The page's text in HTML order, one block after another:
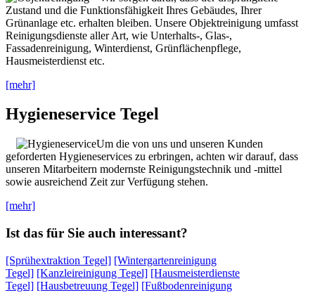
Zustand und die Funktionsfähigkeit Ihres Gebäudes, Ihrer
Grünanlage etc. erhalten bleiben. Unsere Objektreinigung umfasst
Reinigungsdienste aller Art, wie Unterhalts-, Glas-,
Fassadenreinigung, Winterdienst, Grünflächenpflege,
Hausmeisterdienst etc.
[mehr]
Hygieneservice Tegel
Um die von uns und unseren Kunden
geforderten Hygieneservices zu erbringen, achten wir darauf, dass
unseren Mitarbeitern modernste Reinigungstechnik und -mittel
sowie ausreichend Zeit zur Verfügung stehen.
[mehr]
Ist das für Sie auch interessant?
[Sprühextraktion Tegel] [Wintergartenreinigung
Tegel] [Kanzleireinigung Tegel] [Hausmeisterdienste
Tegel] [Hausbetreuung Tegel] [Fußbodenreinigung